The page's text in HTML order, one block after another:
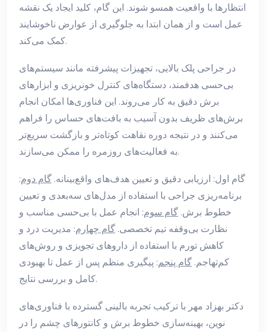
انتظارها با واقعیت همسو شوند. این گام، کلید ایجاد یک نقشه
عمل است و از همان ابتدا به جلوگیری از عوارض ناخوشایند
کمک می‌کند.
در جراحی پلک بالایی، تجهیزات پیشرفته مانند سیستم‌های
بی‌حسی هدفمند، دستگاه‌های کنترل خونریزی و ابزارهای
برش دقیق به کار می‌روند. این فناوری‌ها امکان انجام
برش‌های ظریف بدون آسیب به بافت‌های حساس را فراهم
می‌کنند و در نتیجه دوره نقاهت کوتاه‌تر و بازگشت سریع‌تر
به فعالیت‌های روزمره را ممکن می‌سازند.
گام اول: ارزیابی دقیق و تعیین هدف‌های واقع‌بینانه. گام دوم:
برنامه‌ریزی جراحی با استفاده از مدل‌های سه‌بعدی و تعیین
خطوط برش. گام سوم: انجام عمل با بی‌حسی مناسب و
نظارت بی‌وقفه تیم تخصصی. گام چهارم: مدیریت درد و
کاهش تورم با استفاده از داروهای تجویزی و روش‌های
کم‌تهاجم. گام پنجم: پیگیری منظم پس از عمل تا بهبودی
کامل و بررسی نتایج.
دکتر بهزاد مهر با ترکیب تجربه بالینی گسترده با فناوری‌های
نوین، بهینه‌سازی خطوط برش و کانتورهای چشم را در